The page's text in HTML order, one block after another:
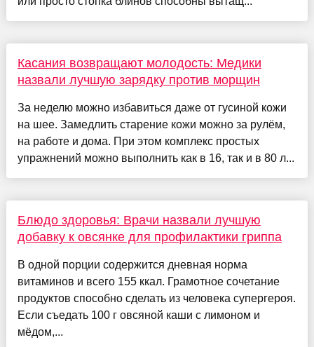
Касания возвращают молодость: Медики
назвали лучшую зарядку против морщин
За неделю можно избавиться даже от гусиной кожи
на шее. Замедлить старение кожи можно за рулём,
на работе и дома. При этом комплекс простых
упражнений можно выполнить как в 16, так и в 80 л...
Блюдо здоровья: Врачи назвали лучшую
добавку к овсянке для профилактики гриппа
В одной порции содержится дневная норма
витаминов и всего 155 ккал. Грамотное сочетание
продуктов способно сделать из человека супергероя.
Если съедать 100 г овсяной каши с лимоном и
мёдом,...